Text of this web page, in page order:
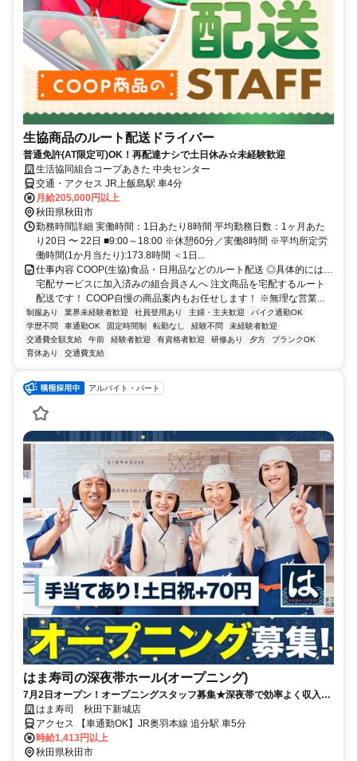
生協商品のルート配送ドライバー
普通免許(AT限定可)OK！再配達ナシで土日休み☆未経験歓迎
生活協同組合コープあきた 中央センター
交通・アクセス JR上飯島駅 車4分
月給205,000円以上
秋田県秋田市
勤務時間詳細 実働時間：1日あたり8時間 平均勤務日数：1ヶ月あた
り20日 〜 22日 ■9:00～18:00 ※休憩60分／実働8時間 ※平均所定労
働時間(1か月当たり):173.8時間 ＜1日...
仕事内容 COOP(生協)食品・日用品などのルート配送 ◎具体的には…
宅配サービスに加入済みの組合員さんへ 注文商品を宅配するルート
配送です！ COOP自慢の商品案内もお任せします！ ※無理な営業...
制服あり 業界未経験者歓迎 社員登用あり 主婦・主夫歓迎
バイク通勤OK
学歴不問
車通勤OK 固定時間制 転勤なし 経験不問
未経験者歓迎
交通費全額支給
午前 経験者歓迎 有資格者歓迎 研修あり 夕方
ブランクOK
育休あり
交通費支給
アルバイト・パート
はま寿司の深夜帯ホール(オープニング)
7月2日オープン！オープニングスタッフ募集★深夜帯で効率よく収入ア
ップ！フリーターが多数活躍する環境で高時給で働きませんか？
はま寿司 秋田下新城店
アクセス 【車通勤OK】JR奥羽本線 追分駅 車5分
時給1,413円以上
秋田県秋田市